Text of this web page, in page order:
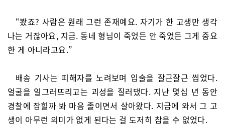
“봤죠? 사람은 원래 그런 존재예요. 자기가 한 고생만 생각
나는 거잖아요, 지금. 동네 형님이 죽었든 안 죽었든 그게 중요
한 게 아니라고요.”
배송 기사는 피해자를 노려보며 입술을 잘근잘근 씹었다.
얼굴을 일그러뜨리고는 괴성을 질러댔다. 지난 몇십 년 동안
경찰에 잡힐까 봐 마음 졸이면서 살아왔다. 지금에 와서 그 고
생이 아무런 의미가 없게 된다는 걸 도저히 참을 수 없었다.